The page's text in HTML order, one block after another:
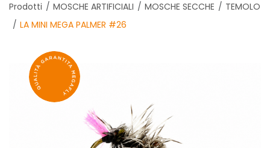
Prodotti MOSCHE ARTIFICIALI MOSCHE SECCHE
TEMOLO
LA MINI MEGA PALMER #26